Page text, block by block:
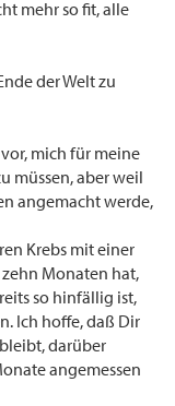
mehr so fit, alle
der Welt zu
mich für meine
müssen, aber weil
angemacht werde,
Krebs mit einer
Monaten hat,
so hinfällig ist,
Ich hoffe, daß Dir
darüber
angemessen